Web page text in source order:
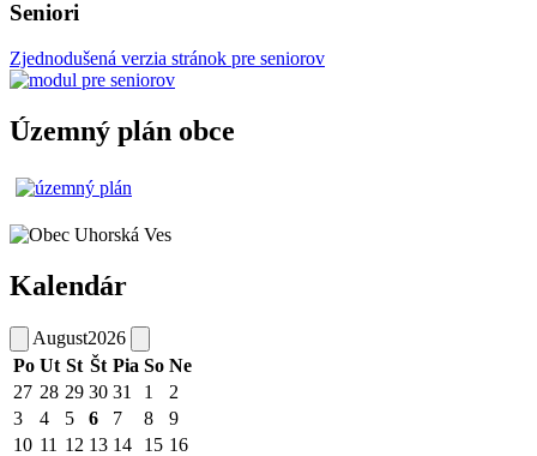
Seniori
Zjednodušená verzia stránok pre seniorov
Územný plán obce
Kalendár
August2026
Po Ut St Št Pia So Ne
27 28 29 30 31 1
2
3
4 5 6 7 8
9
10 11 12 13 14 15 16